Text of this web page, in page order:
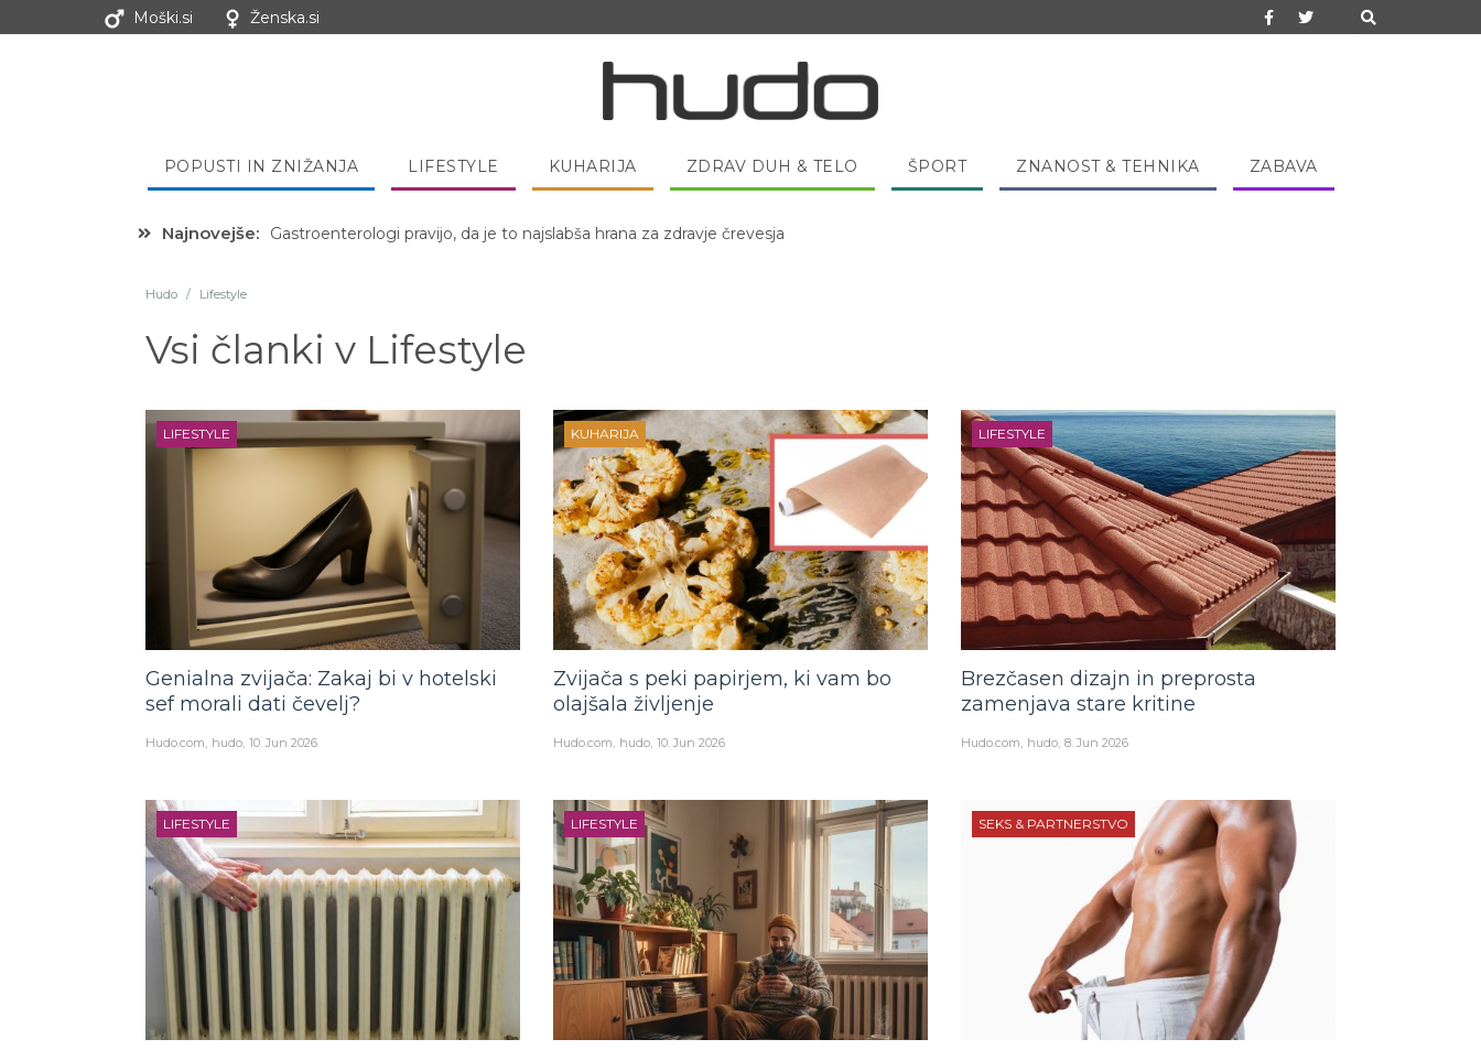
Moški.si Ženska.si
POPUSTI IN ZNIŽANJA LIFESTYLE KUHARIJA ZDRAV DUH & TELO ŠPORT ZNANOST & TEHNIKA ZABAVA
Najnovejše: Hibernacijska dieta: Zakaj je pred spanjem dobro pojesti žlico medu?
Hudo / Lifestyle
Vsi članki v Lifestyle
LIFESTYLE
Genialna zvijača: Zakaj bi v hotelski
sef morali dati čevelj?
Hudo.com hudo 10. Jun 2026
KUHARIJA
Zvijača s peki papirjem, ki vam bo
olajšala življenje
Hudo.com hudo 10. Jun 2026
LIFESTYLE
Brezčasen dizajn in preprosta
zamenjava stare kritine
Hudo.com hudo 8. Jun 2026
LIFESTYLE LIFESTYLE SEKS & PARTNERSTVO